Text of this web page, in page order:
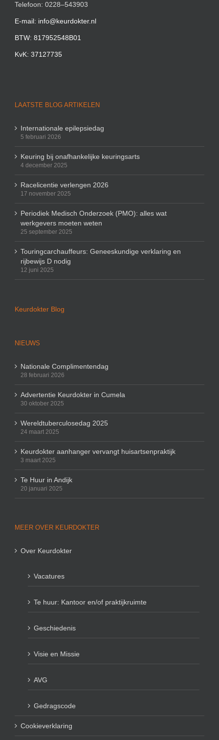
Telefoon: 0228–543903
E-mail: info@keurdokter.nl
BTW: 817952548B01
KvK: 37127735
LAATSTE BLOG ARTIKELEN
Internationale epilepsiedag
5 februari 2026
Keuring bij onafhankelijke keuringsarts
4 december 2025
Racelicentie verlengen 2026
17 november 2025
Periodiek Medisch Onderzoek (PMO): alles wat
werkgevers moeten weten
25 september 2025
Touringcarchauffeurs: Geneeskundige verklaring en
rijbewijs D nodig
12 juni 2025
Keurdokter Blog
NIEUWS
Nationale Complimentendag
28 februari 2026
Advertentie Keurdokter in Cumela
30 oktober 2025
Wereldtuberculosedag 2025
24 maart 2025
Keurdokter aanhanger vervangt huisartsenpraktijk
3 maart 2025
Te Huur in Andijk
20 januari 2025
MEER OVER KEURDOKTER
Over Keurdokter
Vacatures
Te huur: Kantoor en/of praktijkruimte
Geschiedenis
Visie en Missie
AVG
Gedragscode
Cookieverklaring